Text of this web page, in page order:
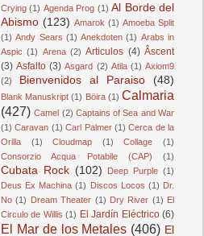
Crying (1) Agenda Prog (1) Al Borde del
Abismo (123) Amarok (1) Amoeba Split
(1) Andy Sears (1) Anekdoten (1) Arabs in
Aspic (1) Arena (2) Articulos (4) Âscent
(3) Asfalto (3) Asgard (2) Atila (1) Axiom9
(2)
Bienvenidos al Paraiso (48)
Blank Manuskript (1) Böira (1) Calmaria
(427) Camel (2) Captains of Sea and War
(1) Caravan (1) Carl Palmer (1) Cerca de la
Orilla
(1) Cloudmap (1) Collage
(1)
Consorzio Acqua Potabile (CAP)
(1)
Cubata Rock (102) Deep Purple (1)
Deus Ex Machina (1) Discos Locos (1) Dr.
No (1) Dream Theater (1) Dry River (1) El
Circulo de Willis (1) El Jardín Eléctrico (6)
El Mar de los Metales (406) El